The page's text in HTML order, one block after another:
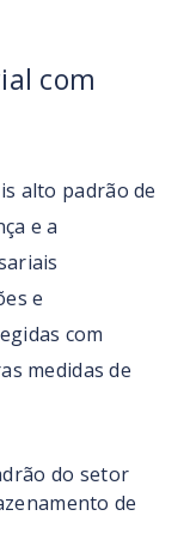
com
alto padrão de
e a
e
com
medidas de
do setor
de